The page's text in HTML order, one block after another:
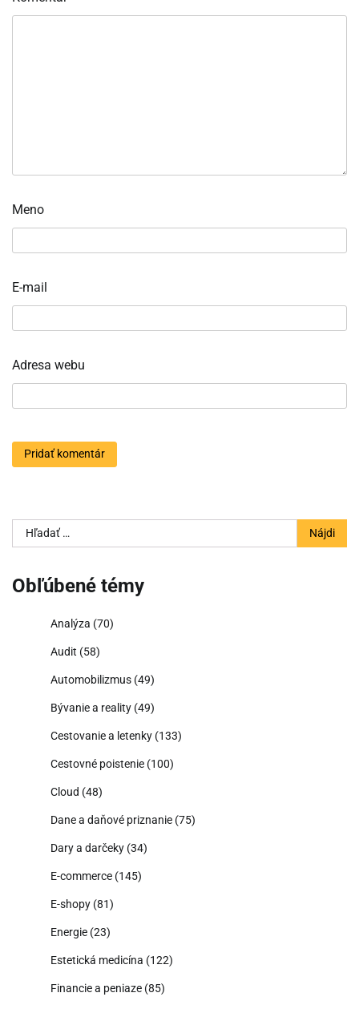
Meno
E-mail
Adresa webu
Hľadať:
Obľúbené témy
Analýza (70)
Audit (58)
Automobilizmus (49)
Bývanie a reality (49)
Cestovanie a letenky (133)
Cestovné poistenie (100)
Cloud (48)
Dane a daňové priznanie (75)
Dary a darčeky (34)
E-commerce (145)
E-shopy (81)
Energie (23)
Estetická medicína (122)
Financie a peniaze (85)